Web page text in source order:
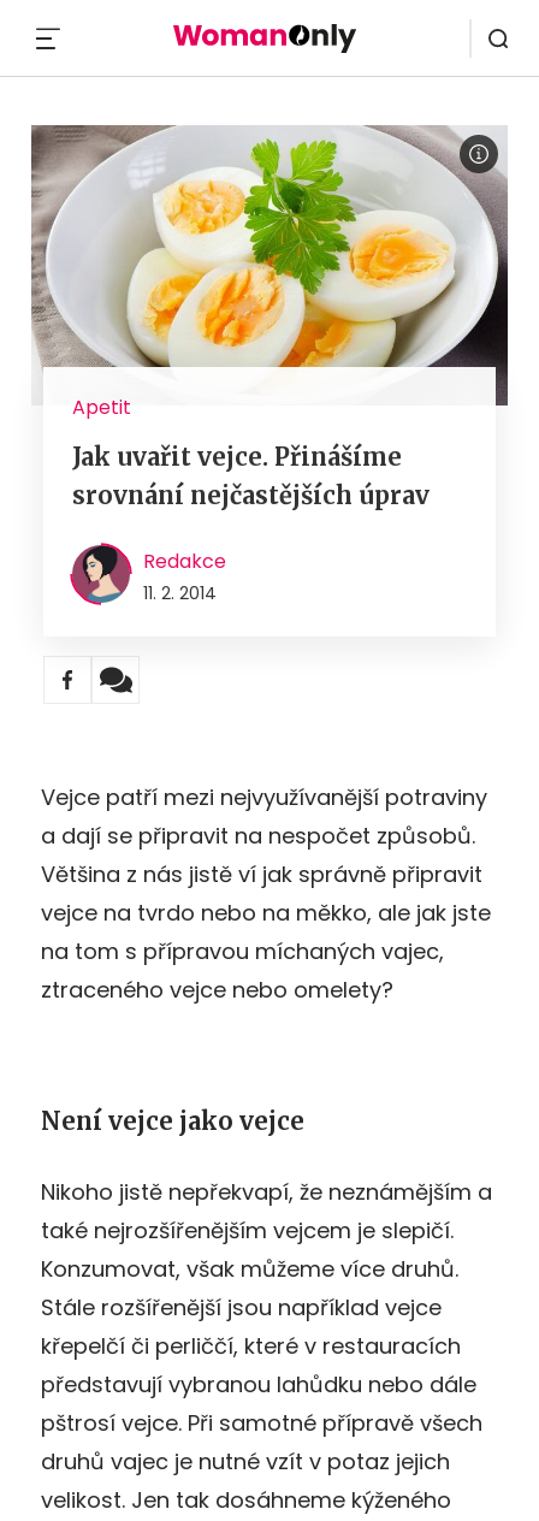
Apetit
Jak uvařit vejce. Přinášíme
srovnání nejčastějších úprav
Redakce
11. 2. 2014
Vejce patří mezi nejvyužívanější potraviny
a dají se připravit na nespočet způsobů.
Většina z nás jistě ví jak správně připravit
vejce na tvrdo nebo na měkko, ale jak jste
na tom s přípravou míchaných vajec,
ztraceného vejce nebo omelety?
Není vejce jako vejce
Nikoho jistě nepřekvapí, že neznámějším a
také nejrozšířenějším vejcem je slepičí.
Konzumovat, však můžeme více druhů.
Stále rozšířenější jsou například vejce
křepelčí či perliččí, které v restauracích
představují vybranou lahůdku nebo dále
pštrosí vejce. Při samotné přípravě všech
druhů vajec je nutné vzít v potaz jejich
velikost. Jen tak dosáhneme kýženého